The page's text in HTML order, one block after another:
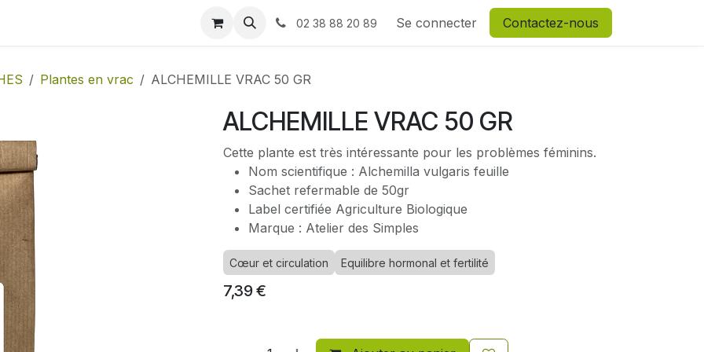
02 38 88 20 89 Se connecter Contactez-nous
Plantes en vrac ALCHEMILLE VRAC 50 GR
ALCHEMILLE VRAC 50 GR
Cette plante est très intéressante pour les problèmes féminins.
Nom scientifique : Alchemilla vulgaris feuille
Sachet refermable de 50gr
Label certifiée Agriculture Biologique
Marque : Atelier des Simples
Cœur et circulation Equilibre hormonal et fertilité
7,39€